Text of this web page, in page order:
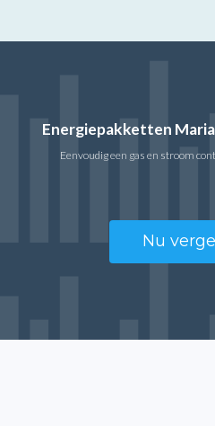
Energiepakketten
Eenvoudig een gas en stroom
Nu